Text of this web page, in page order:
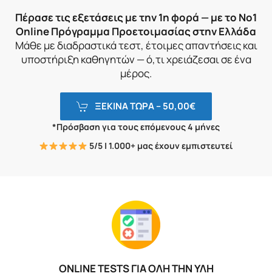
Πέρασε τις εξετάσεις με την 1η φορά — με το Νο1
Online Πρόγραμμα Προετοιμασίας στην Ελλάδα
Μάθε με διαδραστικά τεστ, έτοιμες απαντήσεις και
υποστήριξη καθηγητών — ό,τι χρειάζεσαι σε ένα
μέρος.
ΞΕΚΙΝΑ ΤΩΡΑ –50,00€
*Πρόσβαση για τους επόμενους 4 μήνες
5/5 | 1.000+ μας έχουν εμπιστευτεί
ONLINE TESTS ΓΙΑ ΟΛΗ ΤΗΝ ΥΛΗ